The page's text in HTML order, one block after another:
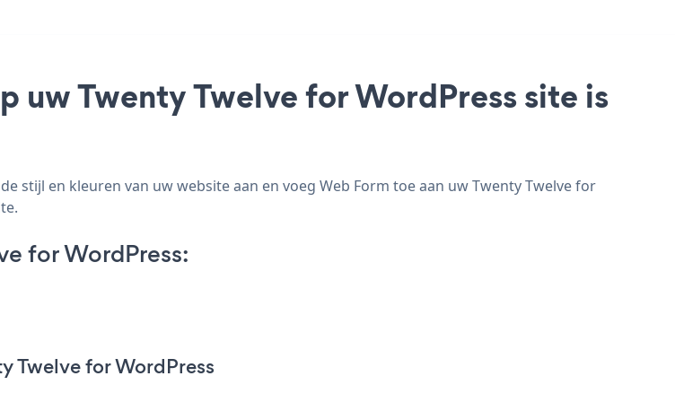
uw Twenty Twelve for WordPress site is
stijl en kleuren van uw website aan en voeg Web Form toe aan uw Twenty Twelve for
for WordPress:
Twelve for WordPress